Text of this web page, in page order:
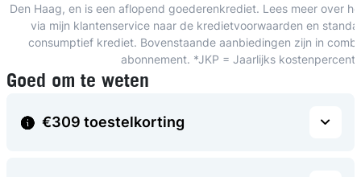
Den Haag, en is een aflopend goederenkrediet. Lees meer over
via mijn klantenservice naar de kredietvoorwaarden en
consumptief krediet. Bovenstaande aanbiedingen zijn in
abonnement. *JKP = Jaarlijks
Goed om te weten
€309 toestelkorting